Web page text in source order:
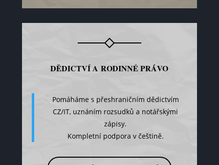
DĚDICTVÍ A RODINNÉ PRÁVO
Pomáháme s přeshraničním dědictvím
CZ/IT, uznáním rozsudků a notářskými
zápisy.
Kompletní podpora v češtině.